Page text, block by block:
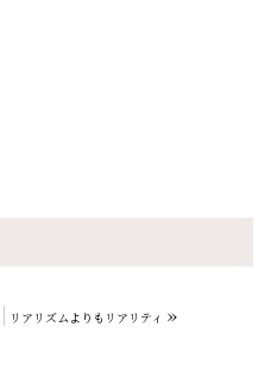
リアリズムよりもリアリティ »